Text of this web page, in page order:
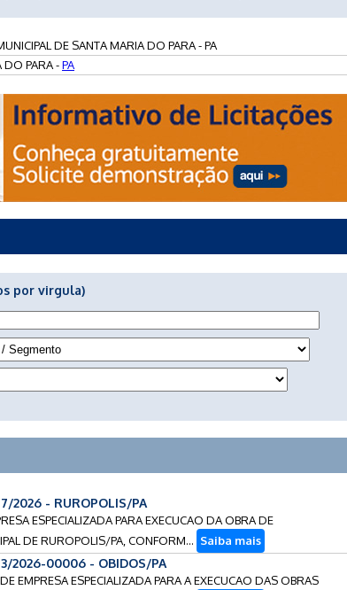
DE SANTA MARIA DO PARA - PA
DO PARA -PA
por virgula)
2026 - RUROPOLIS/PA
ESPECIALIZADA PARA EXECUCAO DA OBRA DE
DE RUROPOLIS/PA, CONFORM... Saiba mais
2026-00006 - OBIDOS/PA
EMPRESA ESPECIALIZADA PARA A EXECUCAO DAS OBRAS